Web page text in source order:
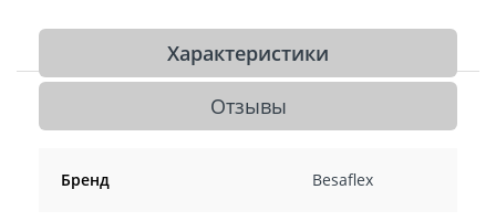
Характеристики
Отзывы
Бренд Besaflex